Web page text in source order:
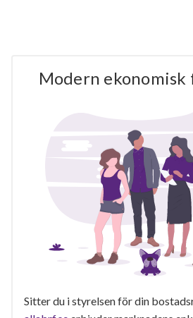
Modern
Sitter du i styrelsen för din